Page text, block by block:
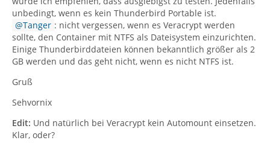
unbedingt, wenn es kein Thunderbird Portable ist.
Tanger : nicht vergessen, wenn es Veracrypt werden
sollte, den Container mit NTFS als Dateisystem einzurichten.
Einige Thunderbirddateien können bekanntlich größer als 2
GB werden und das geht nicht, wenn es nicht NTFS ist.
Gruß
Sehvornix
Edit: Und natürlich bei Veracrypt kein Automount einsetzen.
Klar, oder?